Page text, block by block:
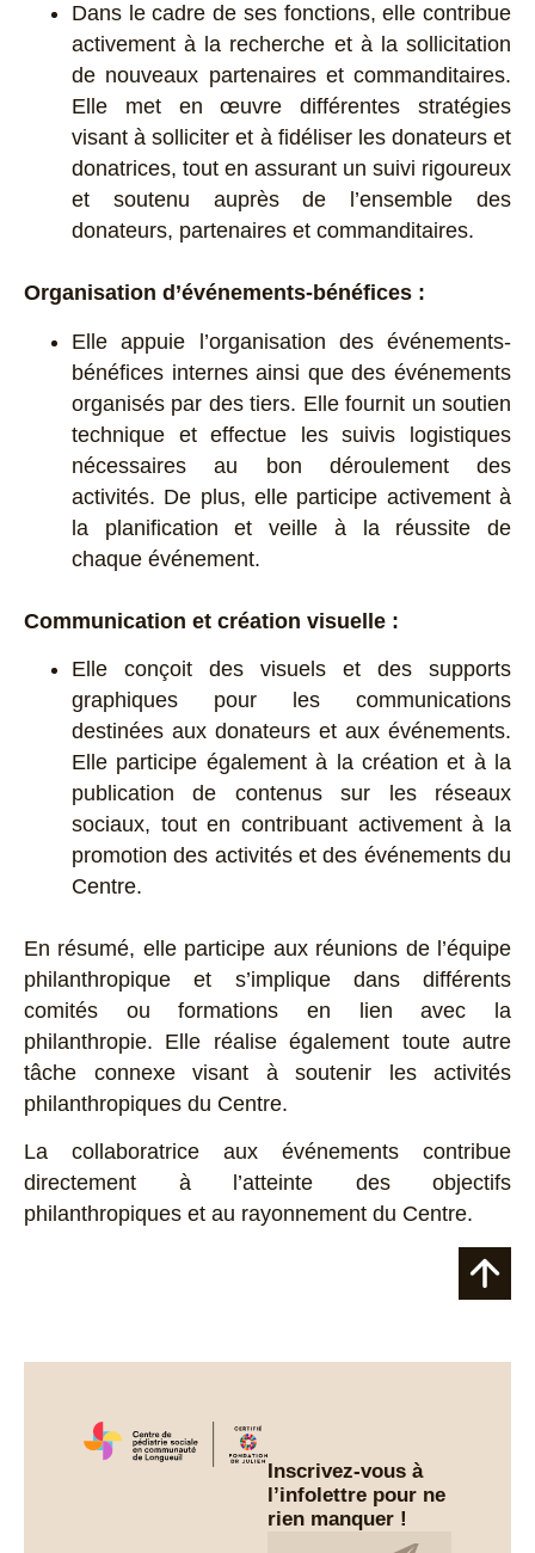
Dans le cadre de ses fonctions, elle contribue
activement à la recherche et à la sollicitation
de nouveaux partenaires et commanditaires.
Elle met en œuvre différentes stratégies
visant à solliciter et à fidéliser les donateurs et
donatrices, tout en assurant un suivi rigoureux
et soutenu auprès de l’ensemble des
donateurs, partenaires et commanditaires.
Organisation d’événements-bénéfices :
Elle appuie l’organisation des événements-
bénéfices internes ainsi que des événements
organisés par des tiers. Elle fournit un soutien
technique et effectue les suivis logistiques
nécessaires au bon déroulement des
activités. De plus, elle participe activement à
la planification et veille à la réussite de
chaque événement.
Communication et création visuelle :
Elle conçoit des visuels et des supports
graphiques pour les communications
destinées aux donateurs et aux événements.
Elle participe également à la création et à la
publication de contenus sur les réseaux
sociaux, tout en contribuant activement à la
promotion des activités et des événements du
Centre.
En résumé, elle participe aux réunions de l’équipe
philanthropique et s’implique dans différents
comités ou formations en lien avec la
philanthropie. Elle réalise également toute autre
tâche connexe visant à soutenir les activités
philanthropiques du Centre.
La collaboratrice aux événements contribue
directement à l’atteinte des objectifs
philanthropiques et au rayonnement du Centre.
Inscrivez-vous à
l’infolettre pour ne
rien manquer !